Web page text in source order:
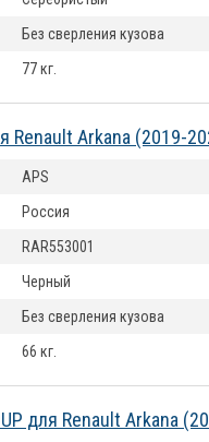
Без сверления кузова
77 кг.
Renault Arkana (2019-
APS
Россия
RAR553001
Черный
Без сверления кузова
66 кг.
для Renault Arkana